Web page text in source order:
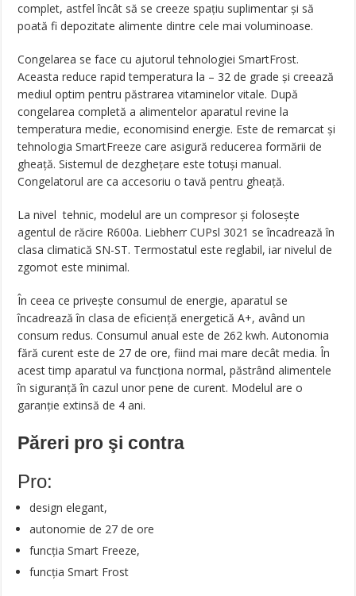
complet, astfel încât să se creeze spațiu suplimentar și să
poată fi depozitate alimente dintre cele mai voluminoase.
Congelarea se face cu ajutorul tehnologiei SmartFrost.
Aceasta reduce rapid temperatura la – 32 de grade și creează
mediul optim pentru păstrarea vitaminelor vitale. După
congelarea completă a alimentelor aparatul revine la
temperatura medie, economisind energie. Este de remarcat și
tehnologia SmartFreeze care asigură reducerea formării de
gheață. Sistemul de dezghețare este totuși manual.
Congelatorul are ca accesoriu o tavă pentru gheață.
La nivel tehnic, modelul are un compresor și folosește
agentul de răcire R600a. Liebherr CUPsl 3021 se încadrează în
clasa climatică SN-ST. Termostatul este reglabil, iar nivelul de
zgomot este minimal.
În ceea ce privește consumul de energie, aparatul se
încadrează în clasa de eficiență energetică A+, având un
consum redus. Consumul anual este de 262 kwh. Autonomia
fără curent este de 27 de ore, fiind mai mare decât media. În
acest timp aparatul va funcționa normal, păstrând alimentele
în siguranță în cazul unor pene de curent. Modelul are o
garanție extinsă de 4 ani.
Păreri pro şi contra
Pro:
design elegant,
autonomie de 27 de ore
funcția Smart Freeze,
funcția Smart Frost